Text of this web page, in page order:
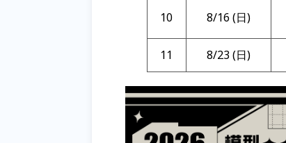
10 8/16 (日)
11
8/23 (日)